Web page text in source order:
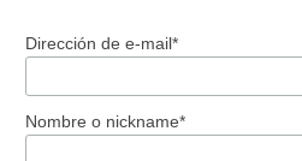
Dirección de e-mail*
Nombre o nickname*